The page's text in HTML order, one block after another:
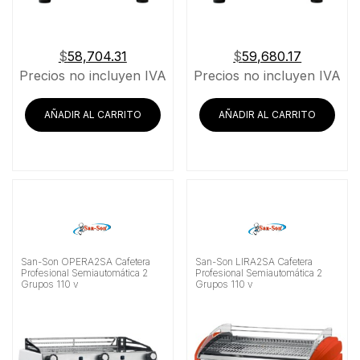
$58,704.31
Precios no incluyen IVA
AÑADIR AL CARRITO
$59,680.17
Precios no incluyen IVA
AÑADIR AL CARRITO
San-Son OPERA2SA Cafetera
Profesional Semiautomática 2
Grupos 110 v
San-Son LIRA2SA Cafetera
Profesional Semiautomática 2
Grupos 110 v